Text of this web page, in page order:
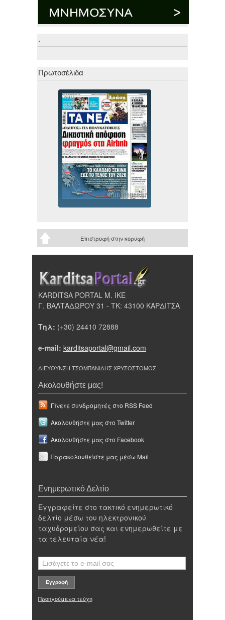
.
.
Πρωτοσέλιδα
Επιστροφή στην κορυφή
KARDITSA PORTAL Μ. ΙΚΕ
Γ. ΒΑΛΤΑΔΩΡΟΥ 31 - ΤΚ: 43100 ΚΑΡΔΙΤΣΑ
Τηλ: (+30) 24410 72888
e-mail: karditsaportal@gmail.com
ΔΙΕΥΘΥΝΣΗ ΤΣΟΜΠΑΝΙΔΗΣ ΧΡΥΣΟΣΤΟΜΟΣ
Ακολουθήστε μας!
Γίνετε συνδρομητές στο RSS Feed
Ακολουθήστε μας στο Twitter
Ακολουθήστε μας στο Facebook
Παρακολουθείστε μας μέσω Mail
Ενημερωτικό Δελτίο
Εγγραφείτε στο τακτικό ενημερωτικό
δελτίο μέσω του ηλεκτρονικού
ταχυδρομείου σας και ενημερωθείτε με
τα τελευταία νέα!
Προηγούμενα τεύχη